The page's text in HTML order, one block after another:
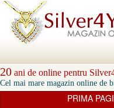
20 ani de online pentru
Cel mai mare magazin online de
PRIMA